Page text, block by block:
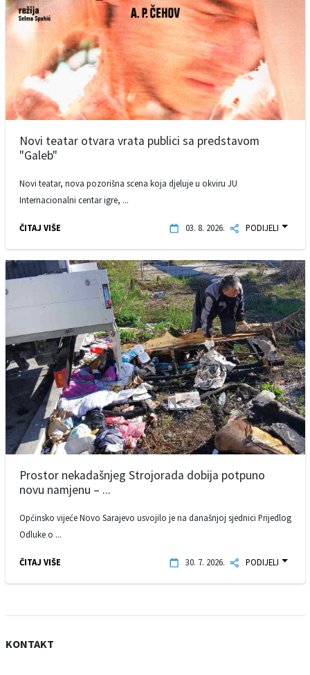
Novi teatar otvara vrata publici sa predstavom
"Galeb"
Novi teatar, nova pozorišna scena koja djeluje u okviru JU
Internacionalni centar igre, ...
ČITAJ VIŠE 03. 8. 2026. PODIJELI
Prostor nekadašnjeg Strojorada dobija potpuno
novu namjenu – ...
Općinsko vijeće Novo Sarajevo usvojilo je na današnjoj sjednici Prijedlog
Odluke o ...
ČITAJ VIŠE 30. 7. 2026. PODIJELI
KONTAKT